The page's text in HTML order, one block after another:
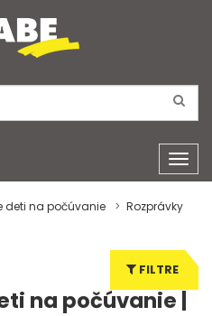
deti na počúvanie
Rozprávky
FILTRE
na počúvanie |